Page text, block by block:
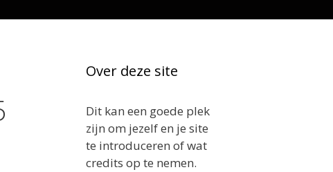
Over deze site
Dit kan een goede plek
zijn om jezelf en je site
te introduceren of wat
credits op te nemen.